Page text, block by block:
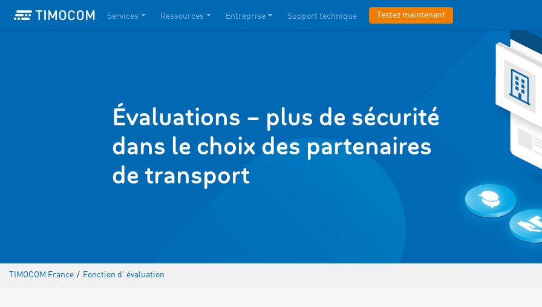
Services Ressources Entreprise Support technique Testez maintenant
Évaluations – plus de sécurité
dans le choix des partenaires
de transport
TIMOCOM France / Fonction d' évaluation